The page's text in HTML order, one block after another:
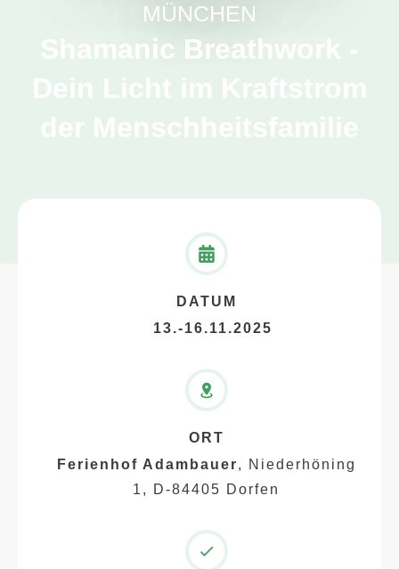
MÜNCHEN
Shamanic Breathwork -
DATUM
13.-16.11.2025
ORT
Ferienhof Adambauer, Niederhöning
1, D-84405 Dorfen